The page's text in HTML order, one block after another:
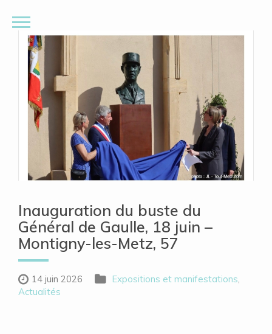
Inauguration du buste du
Général de Gaulle, 18 juin –
Montigny-les-Metz, 57
14 juin 2026 Expositions et manifestations
Actualités